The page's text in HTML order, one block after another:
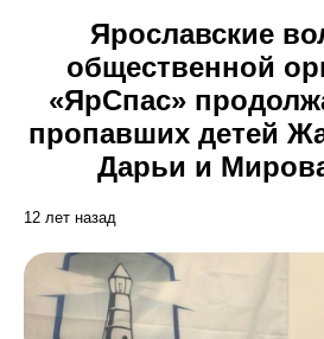
Ярославские
общественной
«ЯрСпас»
пропавших детей
Дарьи и
12 лет назад